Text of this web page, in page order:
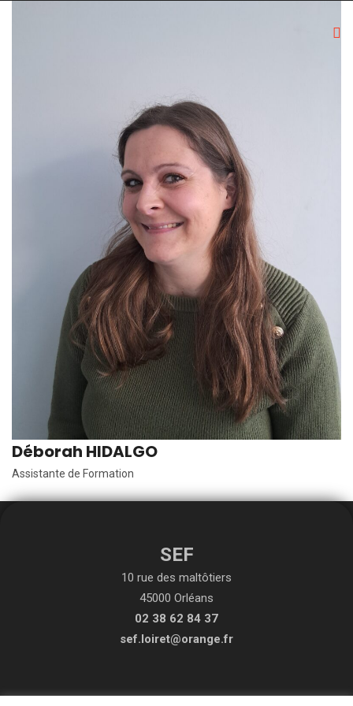
Déborah HIDALGO
Assistante de Formation
SEF
10 rue des maltôtiers
45000 Orléans
02 38 62 84 37
sef.loiret@orange.fr